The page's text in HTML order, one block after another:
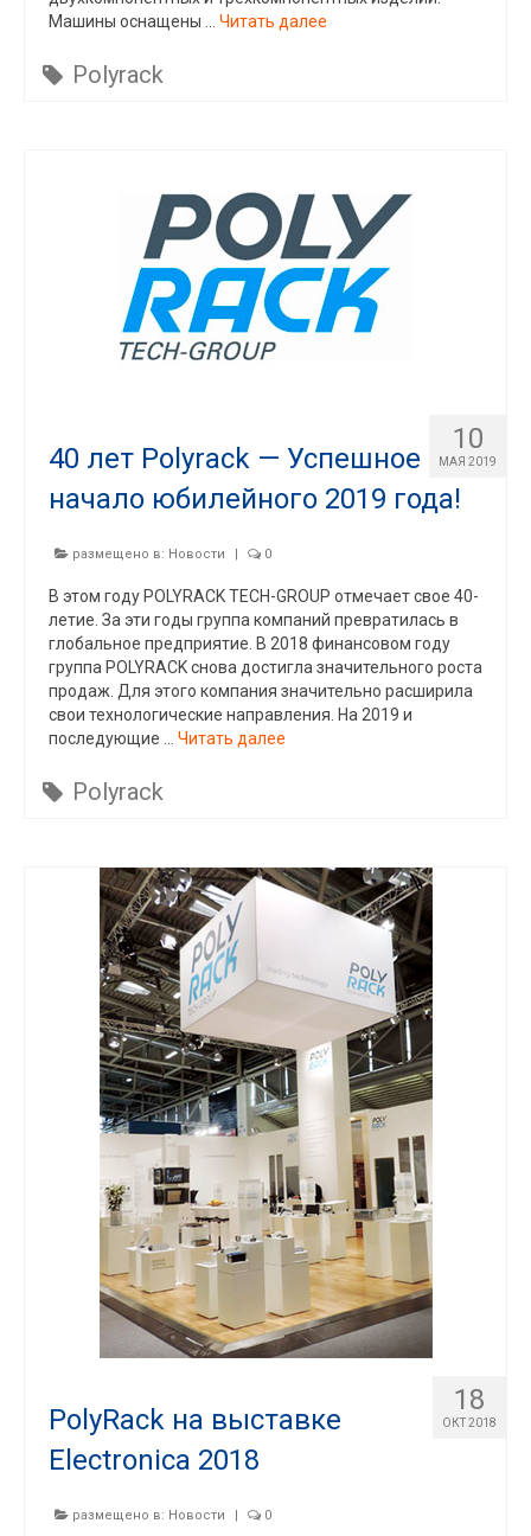
Машины оснащены … Читать далее
Polyrack
10
МАЯ 2019
40 лет Polyrack — Успешное
начало юбилейного 2019 года!
размещено в: Новости | 0
В этом году POLYRACK TECH-GROUP отмечает свое 40-
летие. За эти годы группа компаний превратилась в
глобальное предприятие. В 2018 финансовом году
группа POLYRACK снова достигла значительного роста
продаж. Для этого компания значительно расширила
свои технологические направления. На 2019 и
последующие … Читать далее
Polyrack
18
ОКТ 2018
PolyRack на выставке
Electronica 2018
размещено в: Новости | 0